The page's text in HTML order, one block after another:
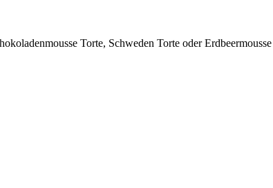
Torte, Schweden Torte oder